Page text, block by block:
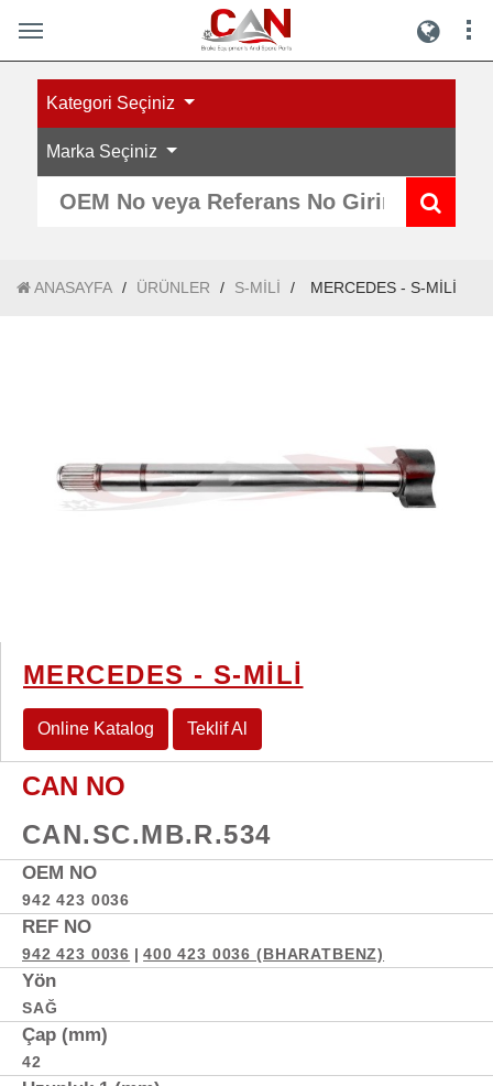
Kategori Seçiniz
Marka Seçiniz
ANASAYFA / ÜRÜNLER / S-MİLİ / MERCEDES - S-MİLİ
MERCEDES - S-MİLİ
Online Katalog Teklif Al
CAN NO
CAN.SC.MB.R.534
OEM NO
942 423 0036
REF NO
942 423 0036 |400 423 0036 (BHARATBENZ)
Yön
SAĞ
Çap (mm)
42